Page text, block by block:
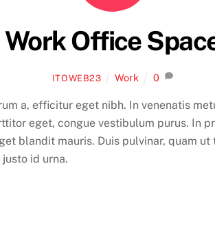
Work Office
ITOWEB23 Work 0
a, efficitur eget nibh. In venenatis
eget, congue vestibulum purus. In
blandit mauris. Duis pulvinar, quam
id urna.